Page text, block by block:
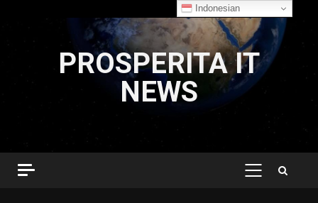
PROSPERITA IT
NEWS
PRIMARY
Indonesian